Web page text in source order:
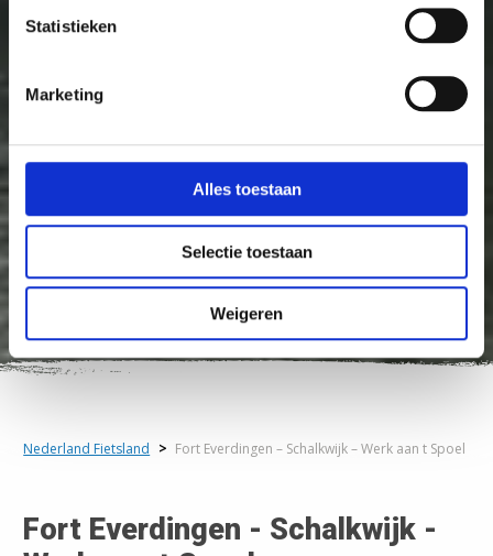
Statistieken
Marketing
Alles toestaan
Selectie toestaan
Weigeren
Nederland Fietsland > Fort Everdingen – Schalkwijk – Werk aan t Spoel
Fort Everdingen - Schalkwijk -